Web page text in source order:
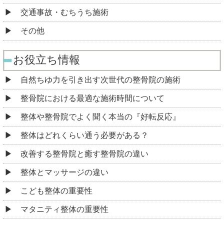
交通事故・むちうち施術
その他
お役立ち情報
自然ちゆ力を引き出す次世代の整骨院の施術
整骨院における最適な施術時間について
整体や整骨院でよく聞く本当の『好転反応』
整体はどれくらい通う必要がある？
改善する整骨院と癒す整骨院の違い
整体とマッサージの違い
こども整体の重要性
マタニティ整体の重要性